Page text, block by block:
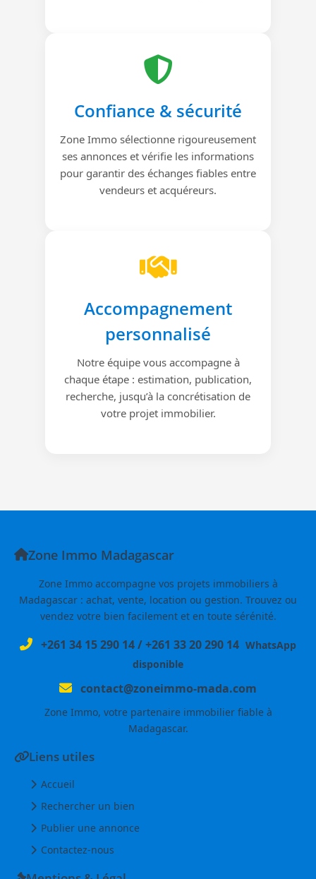
Confiance & sécurité
Zone Immo sélectionne rigoureusement
ses annonces et vérifie les informations
pour garantir des échanges fiables entre
vendeurs et acquéreurs.
Accompagnement
personnalisé
Notre équipe vous accompagne à
chaque étape : estimation, publication,
recherche, jusqu’à la concrétisation de
votre projet immobilier.
Zone Immo Madagascar
Zone Immo accompagne vos projets immobiliers à
Madagascar : achat, vente, location ou gestion. Trouvez ou
vendez votre bien facilement et en toute sérénité.
+261 34 15 290 14/+261 33 20 290 14 WhatsApp
disponible
contact@zoneimmo-mada.com
Zone Immo, votre partenaire immobilier fiable à
Madagascar.
Liens utiles
Accueil
Rechercher un bien
Publier une annonce
Contactez-nous